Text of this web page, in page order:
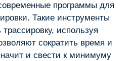
программы для
Такие инструменты
используя
сократить время и
и свести к минимуму